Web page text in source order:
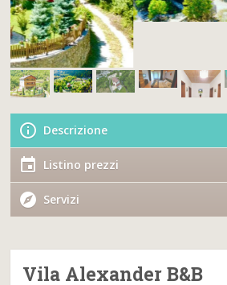
Descrizione
Listino prezzi
Servizi
Vila Alexander B&B